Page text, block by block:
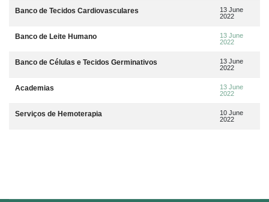
Banco de Tecidos Cardiovasculares
13 June
2022
Banco de Leite Humano
13 June
2022
Banco de Células e Tecidos Germinativos
13 June
2022
Academias
13 June
2022
Serviços de Hemoterapia
10 June
2022